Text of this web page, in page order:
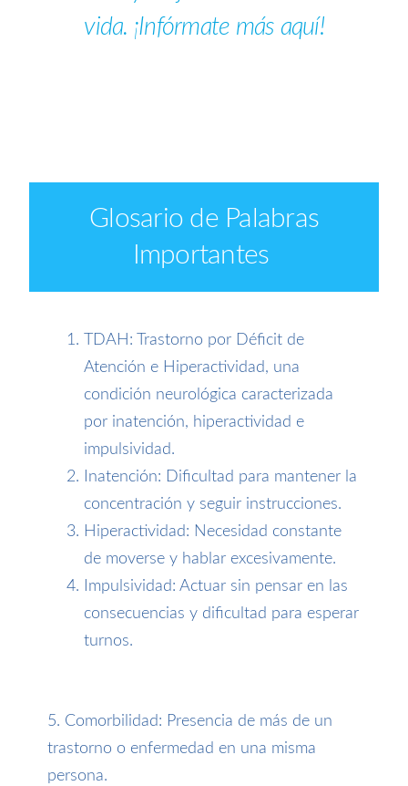
vida. ¡Infórmate más aquí!
Glosario de Palabras
Importantes
TDAH: Trastorno por Déficit de
Atención e Hiperactividad, una
condición neurológica caracterizada
por inatención, hiperactividad e
impulsividad.
Inatención: Dificultad para mantener la
concentración y seguir instrucciones.
Hiperactividad: Necesidad constante
de moverse y hablar excesivamente.
Impulsividad: Actuar sin pensar en las
consecuencias y dificultad para esperar
turnos.
5. Comorbilidad: Presencia de más de un
trastorno o enfermedad en una misma
persona.